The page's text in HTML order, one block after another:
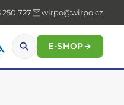
250 727 wirpo@wirpo.cz
E-SHOP→